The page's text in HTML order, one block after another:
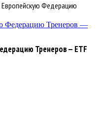
Европейскую Федерацию
Тренеров — ETF